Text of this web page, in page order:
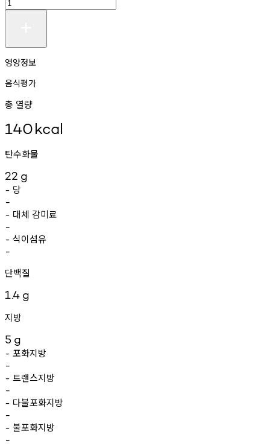
영양정보
음식평가
총 열량
140kcal
탄수화물
22 g
- 당
-
- 대체 감미료
-
- 식이섬유
-
단백질
1.4 g
지방
5 g
- 포화지방
-
- 트랜스지방
-
- 다불포화지방
-
- 불포화지방
-